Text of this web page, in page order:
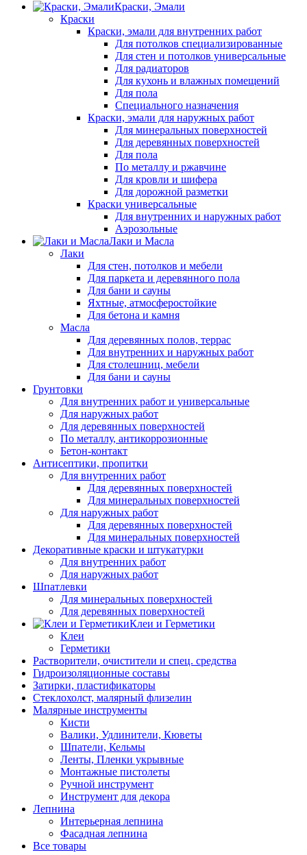
Краски, Эмали
Краски
Краски, эмали для внутренних работ
Для потолков специализированные
Для стен и потолков универсальные
Для радиаторов
Для кухонь и влажных помещений
Для пола
Специального назначения
Краски, эмали для наружных работ
Для минеральных поверхностей
Для деревянных поверхностей
Для пола
По металлу и ржавчине
Для кровли и шифера
Для дорожной разметки
Краски универсальные
Для внутренних и наружных работ
Аэрозольные
Лаки и Масла
Лаки
Для стен, потолков и мебели
Для паркета и деревянного пола
Для бани и сауны
Яхтные, атмосферостойкие
Для бетона и камня
Масла
Для деревянных полов, террас
Для внутренних и наружных работ
Для столешниц, мебели
Для бани и сауны
Грунтовки
Для внутренних работ и универсальные
Для наружных работ
Для деревянных поверхностей
По металлу, антикоррозионные
Бетон-контакт
Антисептики, пропитки
Для внутренних работ
Для деревянных поверхностей
Для минеральных поверхностей
Для наружных работ
Для деревянных поверхностей
Для минеральных поверхностей
Декоративные краски и штукатурки
Для внутренних работ
Для наружных работ
Шпатлевки
Для минеральных поверхностей
Для деревянных поверхностей
Клеи и Герметики
Клеи
Герметики
Растворители, очистители и спец. средства
Гидроизоляционные составы
Затирки, пластификаторы
Стеклохолст, малярный флизелин
Малярные инструменты
Кисти
Валики, Удлинители, Кюветы
Шпатели, Кельмы
Ленты, Пленки укрывные
Монтажные пистолеты
Ручной инструмент
Инструмент для декора
Лепнина
Интерьерная лепнина
Фасадная лепнина
Все товары